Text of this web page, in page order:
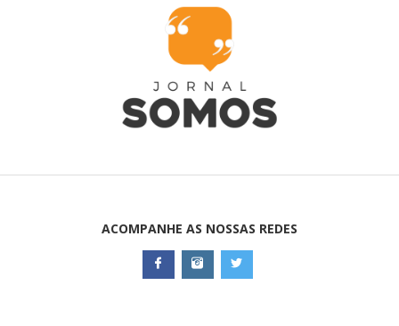
ACOMPANHE AS NOSSAS REDES